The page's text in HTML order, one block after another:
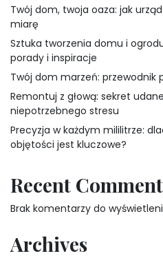
Twój dom, twoja oaza: jak
miarę
Sztuka tworzenia domu i
porady i inspiracje
Twój dom marzeń: przewodnik
Remontuj z głową: sekret
niepotrzebnego stresu
Precyzja w każdym mililitrze:
objętości jest kluczowe?
Recent
Brak komentarzy do
Archives